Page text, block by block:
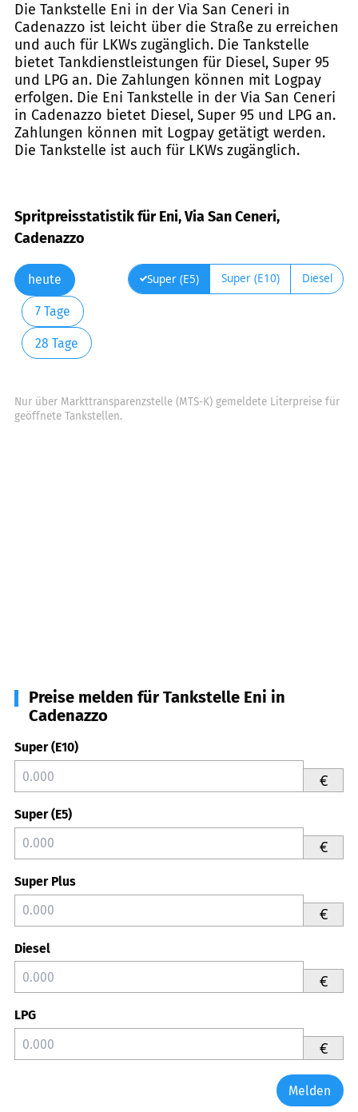
Die Tankstelle Eni in der Via San Ceneri in
Cadenazzo ist leicht über die Straße zu erreichen
und auch für LKWs zugänglich. Die Tankstelle
bietet Tankdienstleistungen für Diesel, Super 95
und LPG an. Die Zahlungen können mit Logpay
erfolgen. Die Eni Tankstelle in der Via San Ceneri
in Cadenazzo bietet Diesel, Super 95 und LPG an.
Zahlungen können mit Logpay getätigt werden.
Die Tankstelle ist auch für LKWs zugänglich.
Spritpreisstatistik für Eni, Via San Ceneri,
Cadenazzo
heute
7 Tage
28 Tage
Super (E5) Super (E10) Diesel
Nur über Markttransparenzstelle (MTS-K) gemeldete Literpreise für
geöffnete Tankstellen.
Preise melden für Tankstelle Eni in
Cadenazzo
Super (E10)
€
Super (E5)
€
Super Plus
€
Diesel
€
LPG
€
Melden